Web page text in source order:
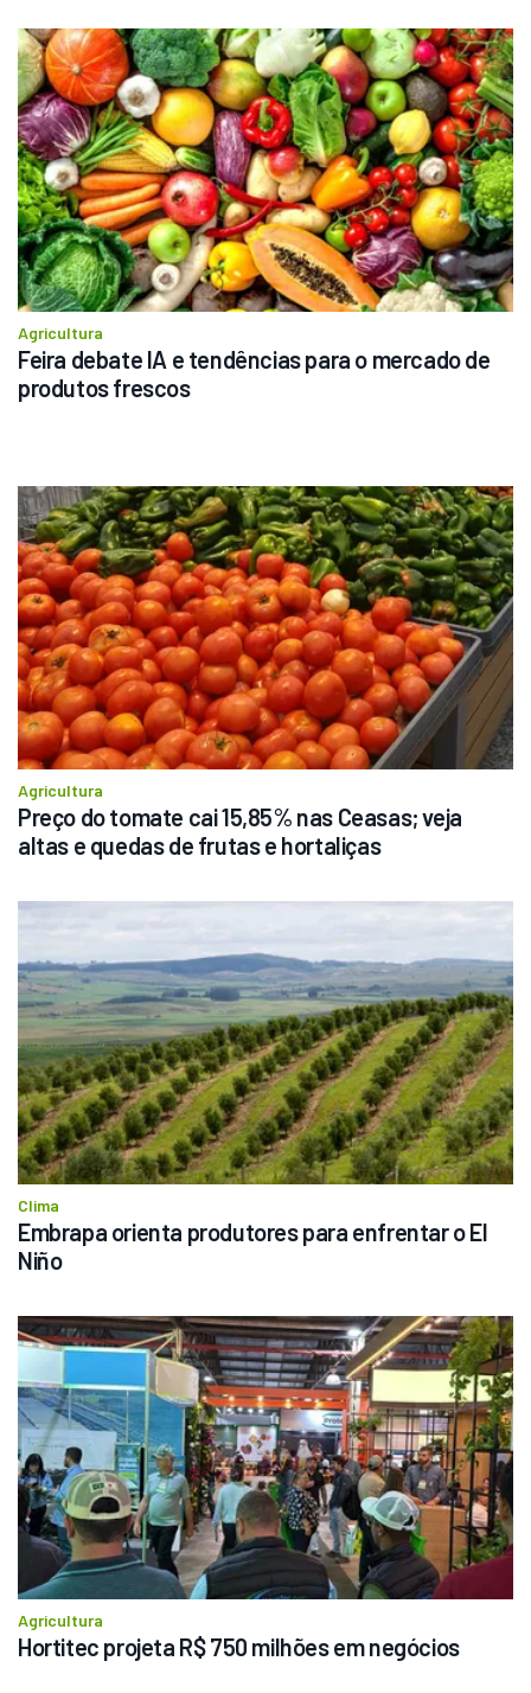
Agricultura
Feira debate IA e tendências para o mercado de
produtos frescos
Agricultura
Preço do tomate cai 15,85% nas Ceasas; veja
altas e quedas de frutas e hortaliças
Clima
Embrapa orienta produtores para enfrentar o El
Niño
Agricultura
Hortitec projeta R$ 750 milhões em negócios